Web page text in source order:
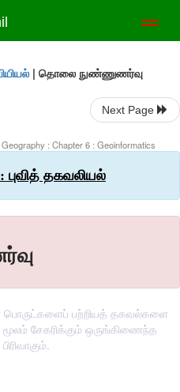
| தொலை நுண்ணுணர்வு
Next Page
Geography : Chapter 6 : Geoinformatics
புவித் தகவலியல்
பொருட்களைப் பற்றியத் தகவல்களை
சேகரிக்கும் ஒருங்கிணைந்த